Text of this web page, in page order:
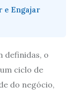
e Engajar
definidas, o
ciclo de
do negócio,